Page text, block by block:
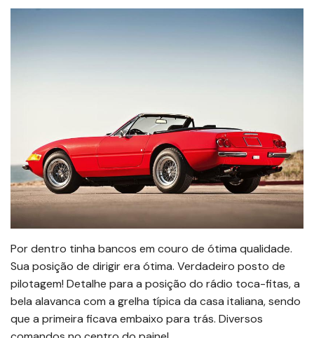
Por dentro tinha bancos em couro de ótima qualidade.
Sua posição de dirigir era ótima. Verdadeiro posto de
pilotagem! Detalhe para a posição do rádio toca-fitas, a
bela alavanca com a grelha típica da casa italiana, sendo
que a primeira ficava embaixo para trás. Diversos